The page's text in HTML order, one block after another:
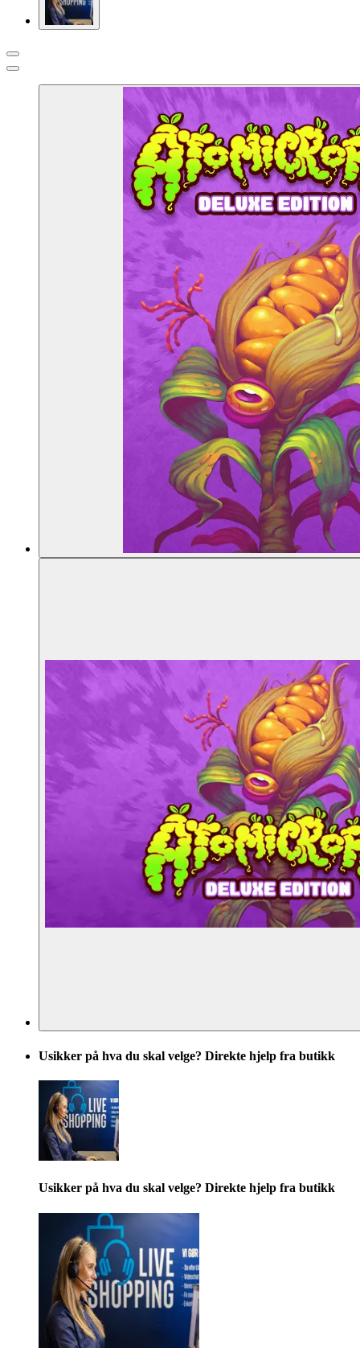
Usikker på hva du skal velge? Direkte hjelp fra butikk
Usikker på hva du skal velge? Direkte hjelp fra butikk